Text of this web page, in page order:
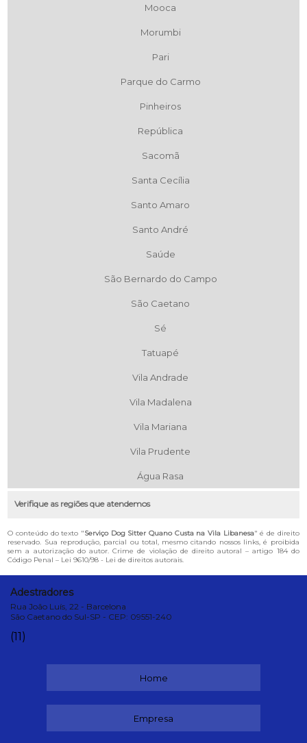
Mooca
Morumbi
Pari
Parque do Carmo
Pinheiros
República
Sacomã
Santa Cecília
Santo Amaro
Santo André
Saúde
São Bernardo do Campo
São Caetano
Sé
Tatuapé
Vila Andrade
Vila Madalena
Vila Mariana
Vila Prudente
Água Rasa
Verifique as regiões que atendemos
O conteúdo do texto "Serviço Dog Sitter Quano Custa na Vila Libanesa" é de direito
reservado. Sua reprodução, parcial ou total, mesmo citando nossos links, é proibida
sem a autorização do autor. Crime de violação de direito autoral – artigo 184 do
Código Penal – Lei 9610/98 - Lei de direitos autorais.
Adestradores
Rua João Luís, 22 - Barcelona
São Caetano do Sul-SP - CEP: 09551-240
(11)
Home
Empresa